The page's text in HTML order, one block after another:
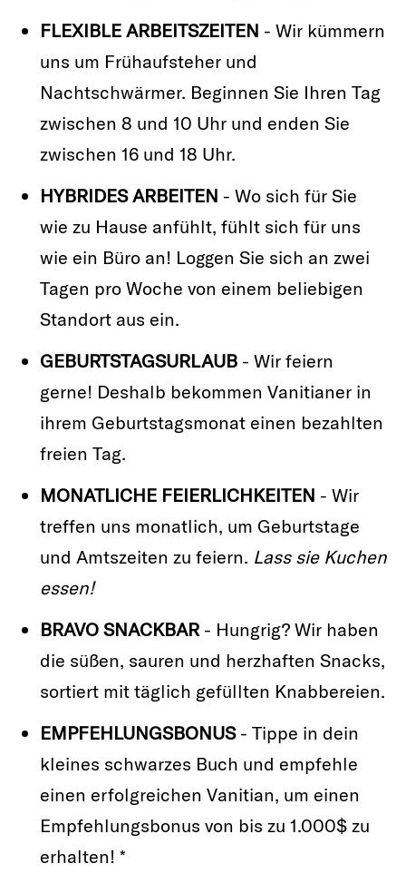
FLEXIBLE ARBEITSZEITEN - Wir kümmern
uns um Frühaufsteher und
Nachtschwärmer. Beginnen Sie Ihren Tag
zwischen 8 und 10 Uhr und enden Sie
zwischen 16 und 18 Uhr.
HYBRIDES ARBEITEN - Wo sich für Sie
wie zu Hause anfühlt, fühlt sich für uns
wie ein Büro an! Loggen Sie sich an zwei
Tagen pro Woche von einem beliebigen
Standort aus ein.
GEBURTSTAGSURLAUB - Wir feiern
gerne! Deshalb bekommen Vanitianer in
ihrem Geburtstagsmonat einen bezahlten
freien Tag.
MONATLICHE FEIERLICHKEITEN - Wir
treffen uns monatlich, um Geburtstage
und Amtszeiten zu feiern. Lass sie Kuchen
essen!
BRAVO SNACKBAR- Hungrig? Wir haben
die süßen, sauren und herzhaften Snacks,
sortiert mit täglich gefüllten Knabbereien.
EMPFEHLUNGSBONUS- Tippe in dein
kleines schwarzes Buch und empfehle
einen erfolgreichen Vanitian, um einen
Empfehlungsbonus von bis zu 1.000$ zu
erhalten! *